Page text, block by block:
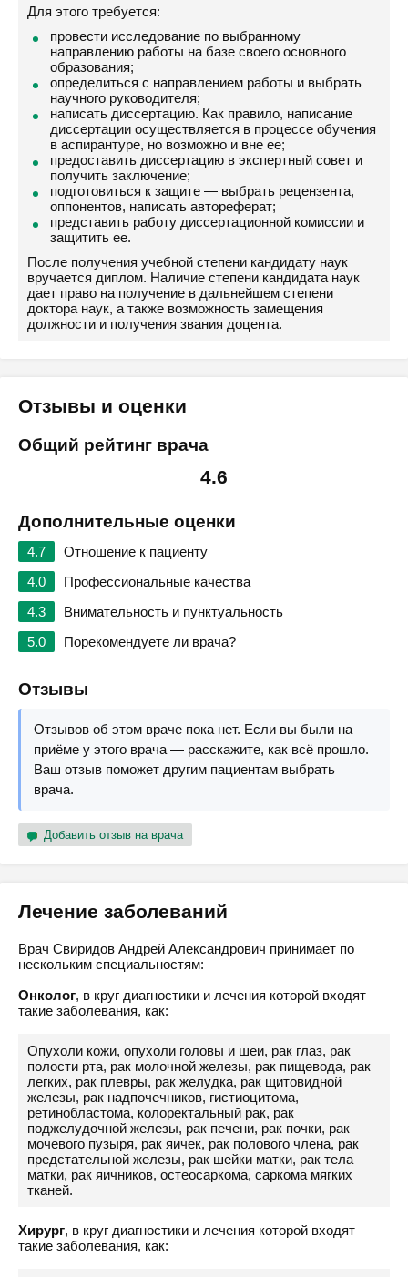
Для этого требуется:
провести исследование по выбранному
направлению работы на базе своего основного
образования;
определиться с направлением работы и выбрать
научного руководителя;
написать диссертацию. Как правило, написание
диссертации осуществляется в процессе обучения
в аспирантуре, но возможно и вне ее;
предоставить диссертацию в экспертный совет и
получить заключение;
подготовиться к защите — выбрать рецензента,
оппонентов, написать автореферат;
представить работу диссертационной комиссии и
защитить ее.
После получения учебной степени кандидату наук
вручается диплом. Наличие степени кандидата наук
дает право на получение в дальнейшем степени
доктора наук, а также возможность замещения
должности и получения звания доцента.
Отзывы и оценки
Общий рейтинг врача
4.6
Дополнительные оценки
4.7
Отношение к пациенту
4.0
Профессиональные качества
4.3
Внимательность и пунктуальность
5.0
Порекомендуете ли врача?
Отзывы
Отзывов об этом враче пока нет. Если вы были на
приёме у этого врача — расскажите, как всё прошло.
Ваш отзыв поможет другим пациентам выбрать
врача.
Добавить отзыв на врача
Лечение заболеваний
Врач Свиридов Андрей Александрович принимает по
нескольким специальностям:
Онколог, в круг диагностики и лечения которой входят
такие заболевания, как:
Опухоли кожи, опухоли головы и шеи, рак глаз, рак
полости рта, рак молочной железы, рак пищевода, рак
легких, рак плевры, рак желудка, рак щитовидной
железы, рак надпочечников, гистиоцитома,
ретинобластома, колоректальный рак, рак
поджелудочной железы, рак печени, рак почки, рак
мочевого пузыря, рак яичек, рак полового члена, рак
предстательной железы, рак шейки матки, рак тела
матки, рак яичников, остеосаркома, саркома мягких
тканей.
Хирург, в круг диагностики и лечения которой входят
такие заболевания, как: